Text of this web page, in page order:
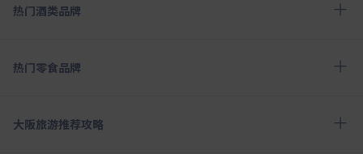
热门酒类品牌
热门零食品牌
大阪旅游推荐攻略